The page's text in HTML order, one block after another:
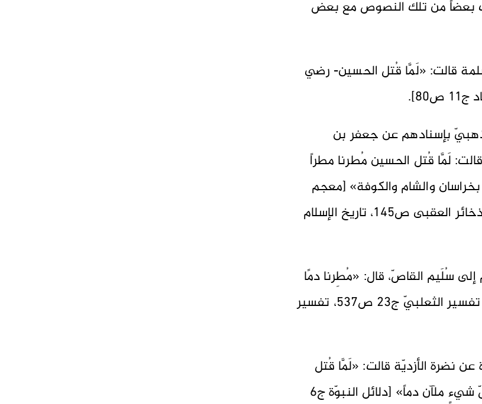
بعضاً من تلك النصوص مع بعض
قالت: «لَمَّا قُتل الحسين- رضي
بإسنادهم عن جعفر بن
لَمَّا قُتل الحسين مُطرنا مطراً
والشام والكوفة» [معجم
الصحابة ج7 ص150، تاريخ دمشق ج14 ص229، ذخائر العقبى ص145، تاريخ الإسلام
سُلَيم القاصّ، قال: «‌مُطِرنا ‌دمًا
يوم قُتل الحسين» [الطبقات الكبرى ج6 ص455، تفسير الثعلبيّ ج23 ص537، تفسير
نضرة الأزديّة قالت: «لَمَّا قُتل
الحسين بن عليٍّ مطرت السماء دماً فأصبحتُ وكلّ شيءٍ ملآن دماً» [دلائل النبوّة ج6